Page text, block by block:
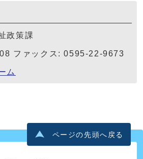
政策課
ファックス: 0595-22-9673
ム
ページの先頭へ戻る